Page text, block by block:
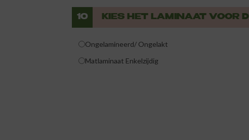
10 KIES HET LAMINAAT VOOR
Ongelamineerd/ Ongelakt
Matlaminaat Enkelzijdig